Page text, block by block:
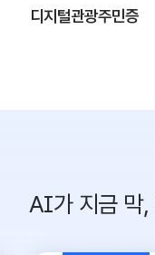
디지털관광주민증
AI가 지금 막,